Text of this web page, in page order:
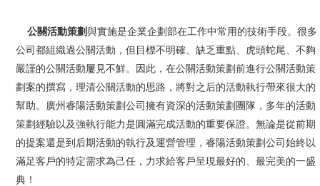
公關活動策劃與實施是企業企劃部在工作中常用的技術手段。很多
公司都組織過公關活動，但目標不明確、缺乏重點、虎頭蛇尾、不夠
嚴謹的公關活動屢見不鮮。因此，在公關活動策劃前進行公關活動策
劃案的撰寫，理清公關活動的思路，將對之后的活動執行帶來很大的
幫助。廣州睿陽活動策劃公司擁有資深的活動策劃團隊，多年的活動
策劃經驗以及強執行能力是圓滿完成活動的重要保證。無論是從前期
的提案還是到后期活動的執行及運營管理，睿陽活動策劃公司始終以
滿足客戶的特定需求為己任，力求給客戶呈現最好的、最完美的一盛
典！